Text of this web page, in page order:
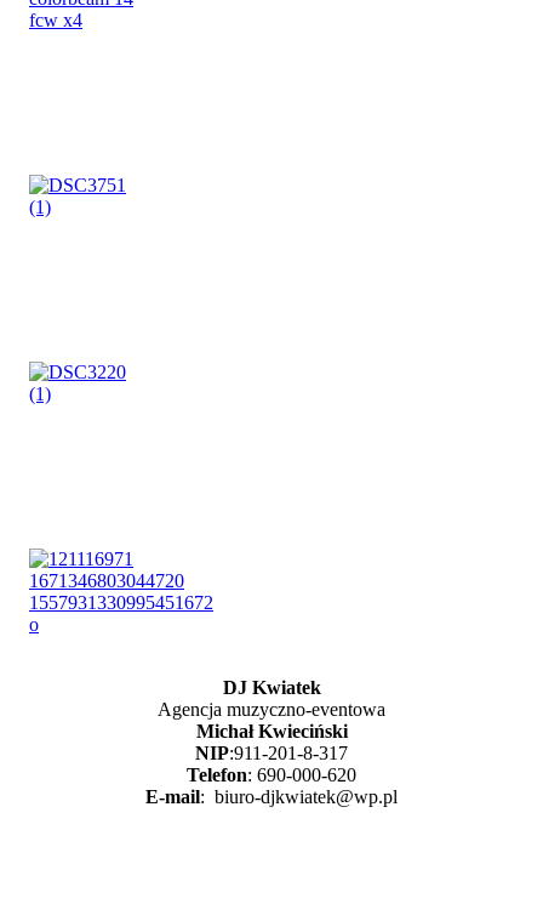
DJ Kwiatek
Agencja muzyczno-eventowa
Michał Kwieciński
NIP:911-201-8-317
Telefon: 690-000-620
E-mail: biuro-djkwiatek@wp.pl